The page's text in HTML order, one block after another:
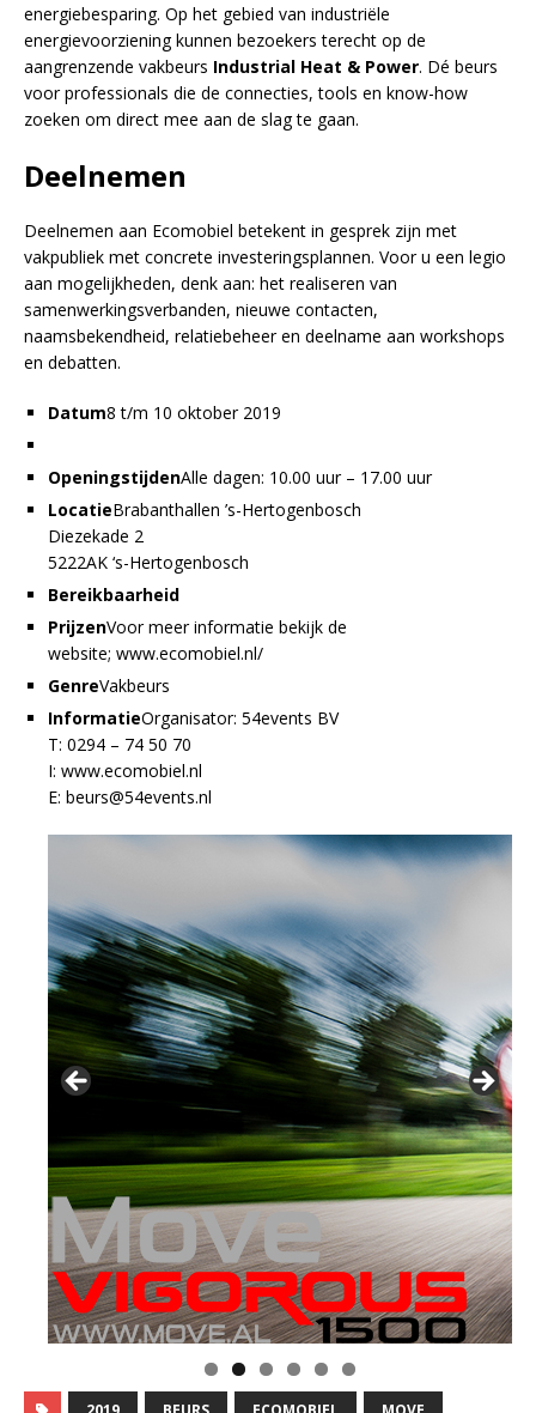
energiebesparing. Op het gebied van industriële
energievoorziening kunnen bezoekers terecht op de
aangrenzende vakbeurs Industrial Heat & Power. Dé beurs
voor professionals die de connecties, tools en know-how
zoeken om direct mee aan de slag te gaan.
Deelnemen
Deelnemen aan Ecomobiel betekent in gesprek zijn met
vakpubliek met concrete investeringsplannen. Voor u een legio
aan mogelijkheden, denk aan: het realiseren van
samenwerkingsverbanden, nieuwe contacten,
naamsbekendheid, relatiebeheer en deelname aan workshops
en debatten.
Datum8 t/m 10 oktober 2019
OpeningstijdenAlle dagen: 10.00 uur – 17.00 uur
LocatieBrabanthallen ’s-Hertogenbosch
Diezekade 2
5222AK ‘s-Hertogenbosch
Bereikbaarheid
PrijzenVoor meer informatie bekijk de
website; www.ecomobiel.nl/
GenreVakbeurs
InformatieOrganisator: 54events BV
T: 0294 – 74 50 70
I: www.ecomobiel.nl
E: beurs@54events.nl